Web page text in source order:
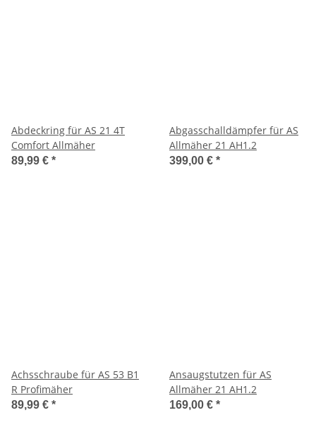
Abdeckring für AS 21 4T
Comfort Allmäher
89,99 € *
Abgasschalldämpfer für AS
Allmäher 21 AH1.2
399,00 € *
Achsschraube für AS 53 B1
R Profimäher
89,99 € *
Ansaugstutzen für AS
Allmäher 21 AH1.2
169,00 € *